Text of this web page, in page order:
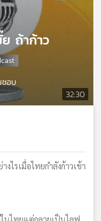
32:30
ย ถ้าก้าว
อบ
งไรเมื่อไทยกำลังก้าวเข้า